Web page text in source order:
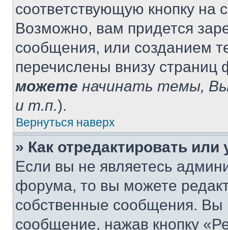
соответствующую кнопку
Возможно, вам придется
сообщения, или созданием
перечислены внизу
можете начинать темы,
и т.п.).
Вернуться наверх
» Как отредактировать
Если вы не являетесь
форума, то вы можете
собственные сообщения. Вы
сообщение, нажав кнопку